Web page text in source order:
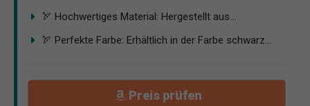
🏹 Hochwertiges Material: Hergestellt aus...
🏹 Perfekte Farbe: Erhältlich in der Farbe schwarz...
Preis prüfen